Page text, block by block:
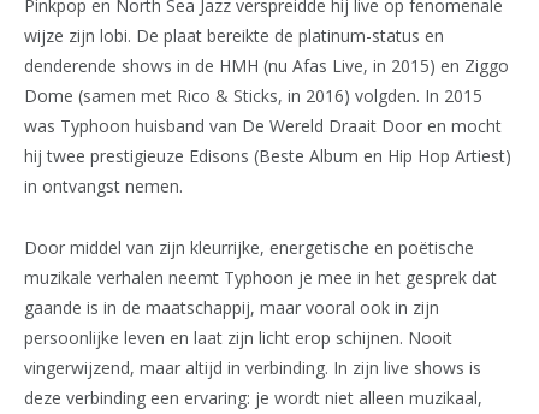
Pinkpop en North Sea Jazz verspreidde hij live op fenomenale
wijze zijn lobi. De plaat bereikte de platinum-status en
denderende shows in de HMH (nu Afas Live, in 2015) en Ziggo
Dome (samen met Rico & Sticks, in 2016) volgden. In 2015
was Typhoon huisband van De Wereld Draait Door en mocht
hij twee prestigieuze Edisons (Beste Album en Hip Hop Artiest)
in ontvangst nemen.
Door middel van zijn kleurrijke, energetische en poëtische
muzikale verhalen neemt Typhoon je mee in het gesprek dat
gaande is in de maatschappij, maar vooral ook in zijn
persoonlijke leven en laat zijn licht erop schijnen. Nooit
vingerwijzend, maar altijd in verbinding. In zijn live shows is
deze verbinding een ervaring: je wordt niet alleen muzikaal,